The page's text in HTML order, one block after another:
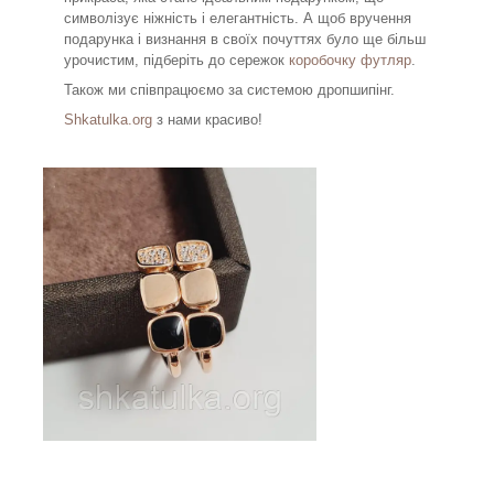
символізує ніжність і елегантність. А щоб вручення
подарунка і визнання в своїх почуттях було ще більш
урочистим, підберіть до сережок коробочку футляр.
Також ми співпрацюємо за системою дропшипінг.
Shkatulka.org з нами красиво!